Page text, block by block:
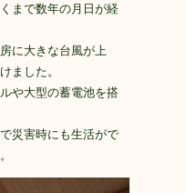
まで数年の月日が経
に大きな台風が上
ました。
や大型の蓄電池を搭
災害時にも生活がで